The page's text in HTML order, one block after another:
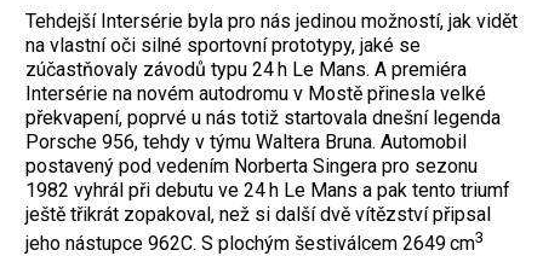
Tehdejší Intersérie byla pro nás jedinou možností, jak vidět
na vlastní oči silné sportovní prototypy, jaké se
zúčastňovaly závodů typu 24 h Le Mans. A premiéra
Intersérie na novém autodromu v Mostě přinesla velké
překvapení, poprvé u nás totiž startovala dnešní legenda
Porsche 956, tehdy v týmu Waltera Bruna. Automobil
postavený pod vedením Norberta Singera pro sezonu
1982 vyhrál při debutu ve 24 h Le Mans a pak tento triumf
ještě třikrát zopakoval, než si další dvě vítězství připsal
jeho nástupce 962C. S plochým šestiválcem 2649 cm3